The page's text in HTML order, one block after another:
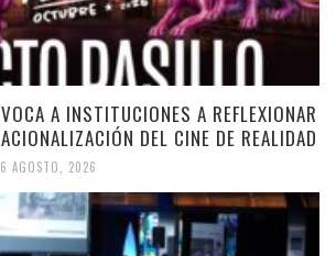
A INSTITUCIONES A REFLEXIONAR
DEL CINE DE REALIDAD
6 AGOSTO, 2026